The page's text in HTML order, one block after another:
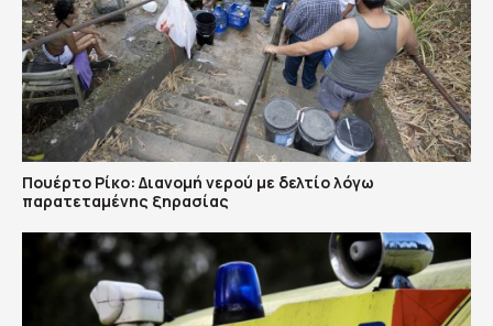
Πουέρτο Ρίκο: Διανομή νερού με δελτίο λόγω
παρατεταμένης ξηρασίας